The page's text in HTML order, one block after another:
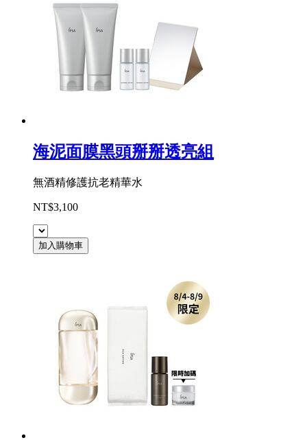
海泥面膜黑頭掰掰透亮組
無酒精修護抗老精華水
NT$3,100
加入購物車